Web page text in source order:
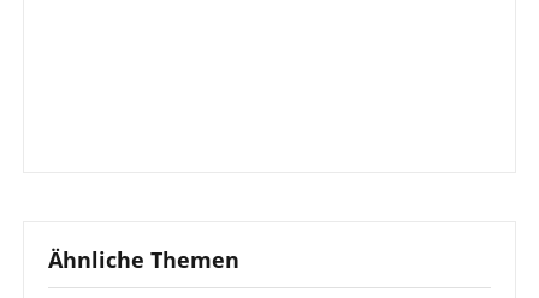
Ähnliche Themen